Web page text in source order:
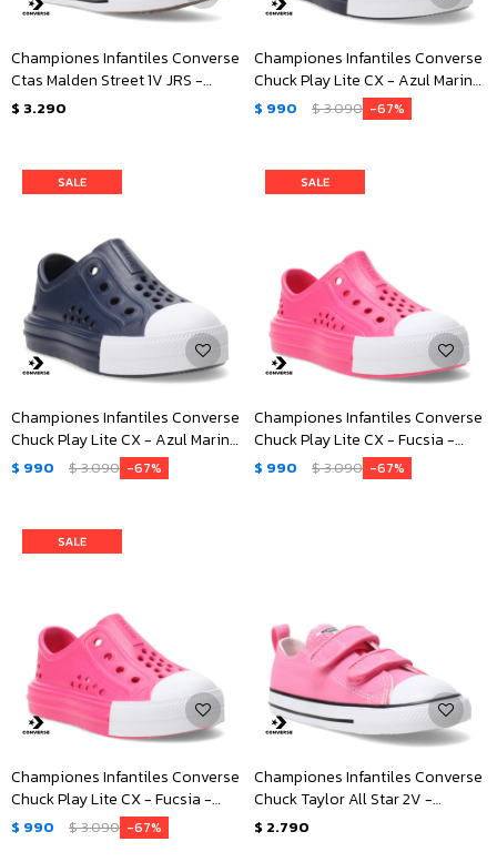
Championes Infantiles Converse
Ctas Malden Street 1V JRS -
Negro - Blanco
$ 3.290
Championes Infantiles Converse
Chuck Play Lite CX - Azul Marino
- Blanco
$ 990 $3.090 67
Championes Infantiles Converse
Chuck Play Lite CX - Azul Marino
- Blanco
$ 990 $3.090 67
Championes Infantiles Converse
Chuck Play Lite CX - Fucsia -
Blanco
$ 990 $3.090 67
Championes Infantiles Converse
Chuck Play Lite CX - Fucsia -
Blanco
$ 990 $3.090 67
Championes Infantiles Converse
Chuck Taylor All Star 2V -
Rosado - Blanco
$ 2.790